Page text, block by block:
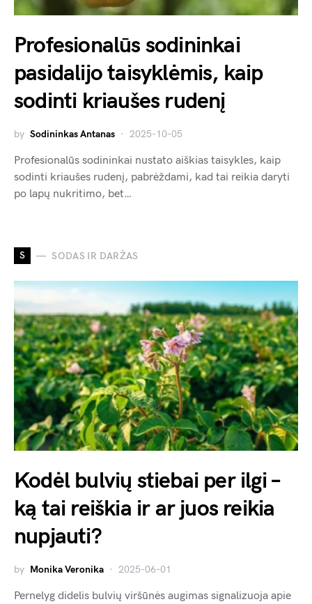
Profesionalūs sodininkai
pasidalijo taisyklėmis, kaip
sodinti kriaušes rudenį
by Sodininkas Antanas 2025-10-05
Profesionalūs sodininkai nustato aiškias taisykles, kaip
sodinti kriaušes rudenį, pabrėždami, kad tai reikia daryti
po lapų nukritimo, bet…
S SODAS IR DARŽAS
Kodėl bulvių stiebai per ilgi –
ką tai reiškia ir ar juos reikia
nupjauti?
by Monika Veronika 2025-06-01
Pernelyg didelis bulvių viršūnės augimas signalizuoja apie